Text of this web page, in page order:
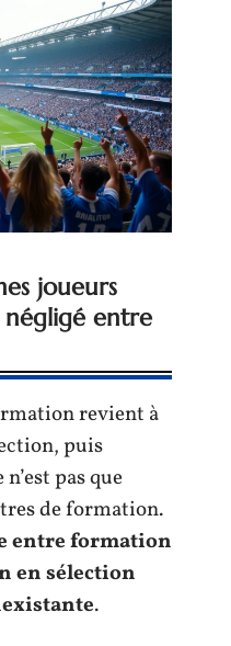
joueurs
négligé entre
revient à
puis
pas que
de formation.
entre formation
en sélection
.